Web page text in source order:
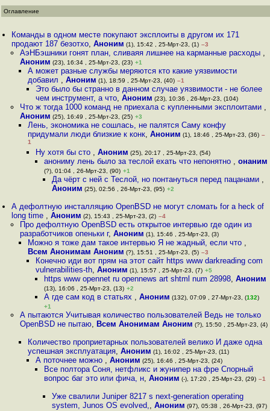
Оглавление
Команды в одном месте покупают эксплоиты в другом их 171
продают 187 безотхо,Аноним (1), 15:42 , 25-Мрт-23, (1) –3
АэНБэшники гонят план, сливаяя лишнее на карманные расходы ,
Аноним (23), 16:34 , 25-Мрт-23, (23) +1
А может разные службы меряются кто какие уязвимости
добавил , Аноним (1), 18:59 , 25-Мрт-23, (40) –1
Это было бы странно в данном случае уязвимости - не более
чем инструмент, а что,Аноним (23), 10:36 , 26-Мрт-23, (104)
Что ж тогда 1000 команд не приехала с купленными эксплоитами ,
Аноним (25), 16:49 , 25-Мрт-23, (25) +3
Лень, экономика не сошлась, не палятся Саму конфу
придумали люди близкие к конк, Аноним (1), 18:46 , 25-Мрт-23, (36) –
1
Ну хотя бы сто ,Аноним (25), 20:17 , 25-Мрт-23, (54)
анониму лень было за теслой ехать что непонятно , онаним
(?), 01:04 , 26-Мрт-23, (90) +1
Да чёрт с ней с Теслой, но понтануться перед пацанами ,
Аноним (25), 02:56 , 26-Мрт-23, (95) +2
А дефолтную инсталляцию OpenBSD не могут сломать for a heck of
long time ,Аноним (2), 15:43 , 25-Мрт-23, (2) –4
Про дефолтную OpenBSD есть открытое интервью где один из
разработчиков опеньки г, Аноним (1), 15:46 , 25-Мрт-23, (3)
Можно я тоже дам такое интервью Я не жадный, если что ,
Всем Анонимам Аноним (?), 15:51 , 25-Мрт-23, (5) –3
Конечно иди вот прям на этот сайт https www darkreading com
vulnerabilities-th,Аноним (1), 15:57 , 25-Мрт-23, (7) +5
https www opennet ru opennews art shtml num 28998, Аноним
(13), 16:06 , 25-Мрт-23, (13) +2
А где сам код в статьях , Аноним (132), 07:09 , 27-Мрт-23, (132)
+1
А пытаются Учитывая количество пользователей Ведь не только
OpenBSD не пытаю, Всем Анонимам Аноним (?), 15:50 , 25-Мрт-23, (4)
Количество проприетарных пользователей велико И даже одна
успешная эксплуатация, Аноним (1), 16:02 , 25-Мрт-23, (11)
А поточнее можно ,Аноним (25), 16:46 , 25-Мрт-23, (24)
Все полтора Соня, нетфликс и жунипер на фре Спорный
вопрос баг это или фича, н, Аноним (-), 17:20 , 25-Мрт-23, (29) –1
Уже свалили Juniper 8217 s next-generation operating
system, Junos OS evolved,, Аноним (97), 05:38 , 26-Мрт-23, (97)